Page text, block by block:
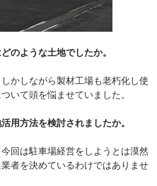
のような土地でしたか。
かしながら製材工場も老朽化し使
いて頭を悩ませていました。
用方法を検討されましたか。
回は駐車場経営をしようとは漠然
者を決めているわけではありませ